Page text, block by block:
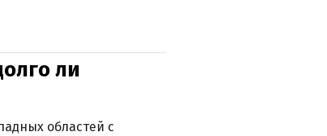
ли
областей с